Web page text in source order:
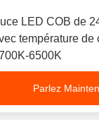
LED COB de
température de
6500K
Parlez